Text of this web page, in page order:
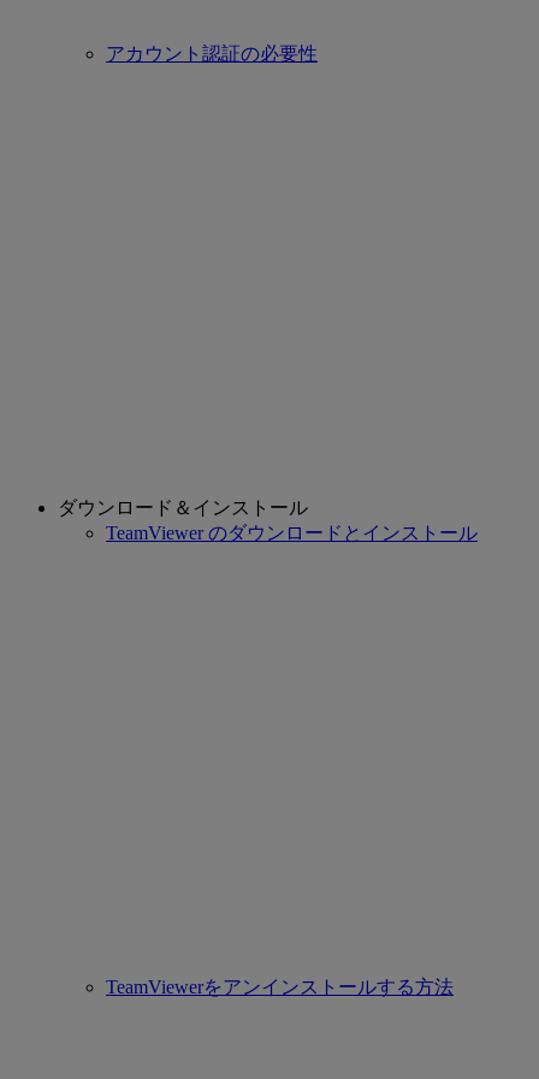
アカウント認証の必要性
ダウンロード＆インストール
TeamViewer のダウンロードとインストール
TeamViewerをアンインストールする方法